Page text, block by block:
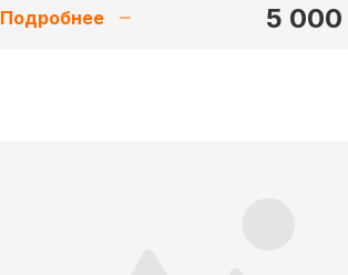
Подробнее 5 000